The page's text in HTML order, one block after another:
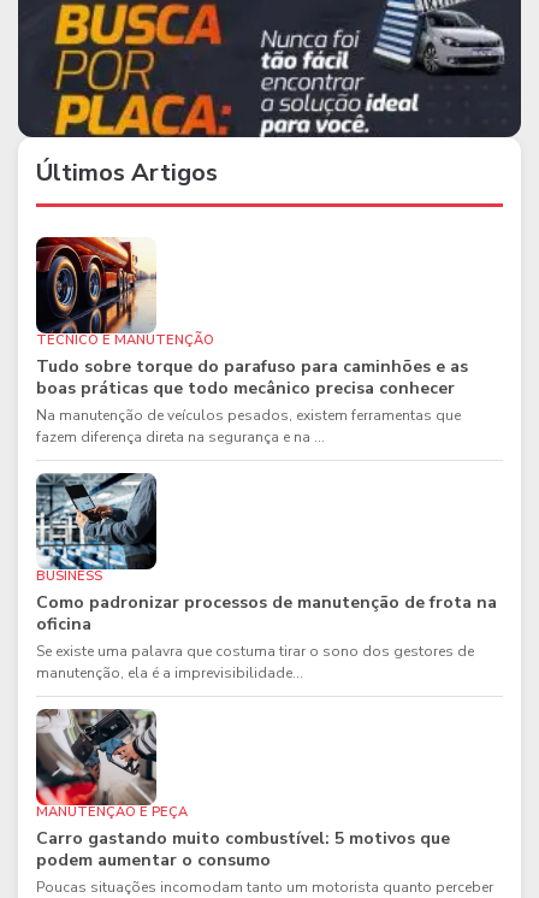
Últimos Artigos
TÉCNICO E MANUTENÇÃO
Tudo sobre torque do parafuso para caminhões e as
boas práticas que todo mecânico precisa conhecer
Na manutenção de veículos pesados, existem ferramentas que
fazem diferença direta na segurança e na ...
BUSINESS
Como padronizar processos de manutenção de frota na
oficina
Se existe uma palavra que costuma tirar o sono dos gestores de
manutenção, ela é a imprevisibilidade...
MANUTENÇÃO E PEÇA
Carro gastando muito combustível: 5 motivos que
podem aumentar o consumo
Poucas situações incomodam tanto um motorista quanto perceber